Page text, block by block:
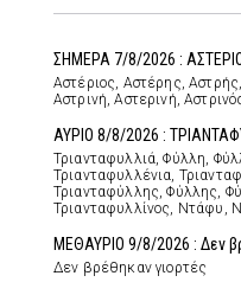
ΣΗΜΕΡΑ 7/8/2026 :
Αστέριος, Αστέρης,
Αστρινή, Αστερινή,
ΑΥΡΙΟ 8/8/2026 :
Τριανταφυλλιά, Φύλλη,
Τριανταφυλλένια,
Τριανταφύλλης, Φύλλης,
Τριανταφυλλίνος, Ντάφυ,
ΜΕΘΑΥΡΙΟ 9/8/2026 : Δεν
Δεν βρέθηκαν γιορτές